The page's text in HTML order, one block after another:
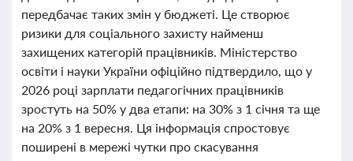
передбачає таких змін у бюджеті. Це створює
ризики для соціального захисту найменш
захищених категорій працівників. Міністерство
освіти і науки України офіційно підтвердило, що у
2026 році зарплати педагогічних працівників
зростуть на 50% у два етапи: на 30% з 1 січня та ще
на 20% з 1 вересня. Ця інформація спростовує
поширені в мережі чутки про скасування